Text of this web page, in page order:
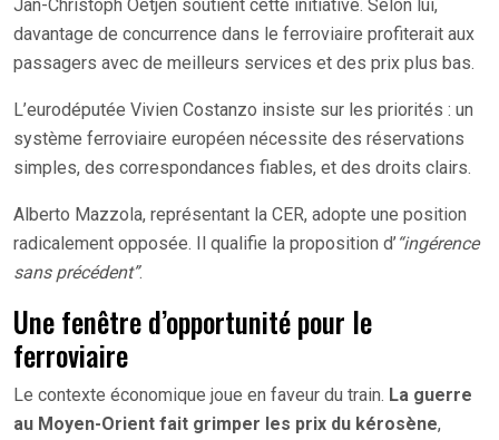
Jan-Christoph Oetjen soutient cette initiative. Selon lui,
davantage de concurrence dans le ferroviaire profiterait aux
passagers avec de meilleurs services et des prix plus bas.
L’eurodéputée Vivien Costanzo insiste sur les priorités : un
système ferroviaire européen nécessite des réservations
simples, des correspondances fiables, et des droits clairs.
Alberto Mazzola, représentant la CER, adopte une position
radicalement opposée. Il qualifie la proposition d’“ingérence
sans précédent”.
Une fenêtre d’opportunité pour le
ferroviaire
Le contexte économique joue en faveur du train. La guerre
au Moyen-Orient fait grimper les prix du kérosène,